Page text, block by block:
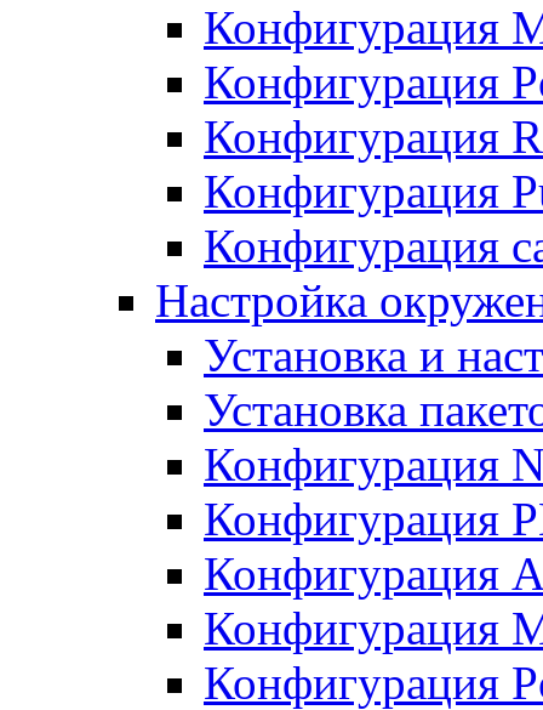
Конфигурация
Конфигурация
Конфигурация
Конфигурация
Конфигурация
Настройка
Установка и
Установка
Конфигурация
Конфигурация
Конфигурация
Конфигурация
Конфигурация